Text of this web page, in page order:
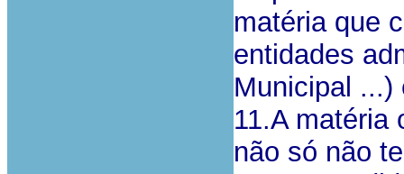
matéria que
entidades
Municipal ...)
11.A matéria
não só não